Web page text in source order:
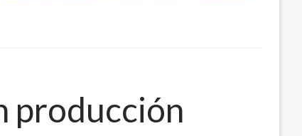
producción